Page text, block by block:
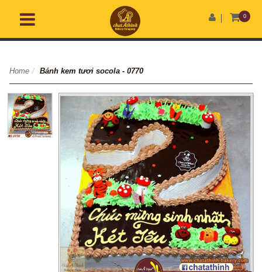
0
Home / Bánh kem tươi socola - 0770